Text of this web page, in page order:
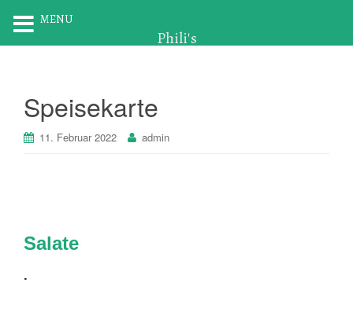
Speisekarte
11. Februar 2022 admin
Salate
.
MENU
Phili's